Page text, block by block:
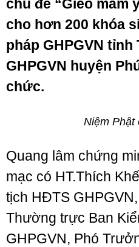
chủ đề “Gieo mầm
cho hơn 200 khóa
pháp GHPGVN tỉnh
GHPGVN huyện
chức.
Niệm Phật
Quang lâm chứng
mạc có HT.Thích
tịch HĐTS
Thường trực Ban
GHPGVN, Phó